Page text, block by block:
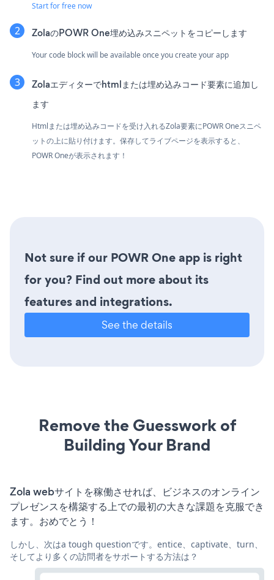
Start for free now
ZolaのPOWR One埋め込みスニペットをコピーします
Your code block will be available once you create your app
Zolaエディターでhtmlまたは埋め込みコード要素に追加し
ます
Htmlまたは埋め込みコードを受け入れるZola要素にPOWR Oneスニペ
ットの上に貼り付けます。保存してライブページを表示すると、
POWR Oneが表示されます！
Not sure if our POWR One app is right
for you? Find out more about its
features and integrations.
See the details
Remove the Guesswork of
Building Your Brand
Zola webサイトを稼働させれば、ビジネスのオンライン
プレゼンスを構築する上での最初の大きな課題を克服でき
ます。おめでとう！
しかし、次はa tough questionです。entice、captivate、turn、
そしてより多くの訪問者をサポートする方法は？